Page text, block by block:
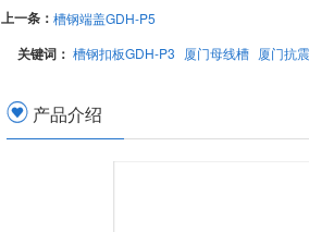
上一条： 槽钢端盖GDH-P5
关键词： 槽钢扣板GDH-P3 厦门母线槽 厦门抗
产品介绍